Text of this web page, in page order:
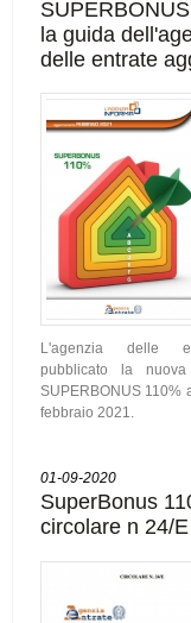
la guida
delle entrate
L'agenzia delle
pubblicato la
SUPERBONUS 110%
febbraio 2021.
01-09-2020
SuperBonus
circolare n 24/E